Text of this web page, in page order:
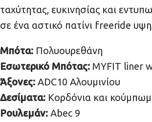
ταχύτητας, ευκινησίας και
σε ένα αστικό πατίνι freeride
Μπότα: Πολυουρεθάνη
Εσωτερικό Μπότας: MYFIT liner
Άξονες: ADC10 Αλουμινίου
Δεσίματα: Κορδόνια και
Ρουλεμάν: Abec 9